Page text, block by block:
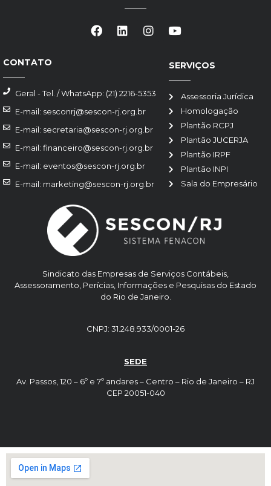
Sindicato das Empresas de Serviços Contábeis,
Assessoramento, Perícias, Informações e Pesquisas do Estado
do Rio de Janeiro.
CNPJ: 31.248.933/0001-26
SEDE
Av. Passos, 120 – 6º e 7º andares – Centro – Rio de Janeiro – RJ
CEP 20051-040
SERVIÇOS
Assessoria Jurídica
Homologação
Plantão RCPJ
Plantão JUCERJA
Plantão IRPF
Plantão INPI
Sala do Empresário
CONTATO
Geral - Tel. / WhatsApp: (21) 2216-5353
E-mail: sesconrj@sescon-rj.org.br
E-mail: secretaria@sescon-rj.org.br
E-mail: financeiro@sescon-rj.org.br
E-mail: eventos@sescon-rj.org.br
E-mail: marketing@sescon-rj.org.br